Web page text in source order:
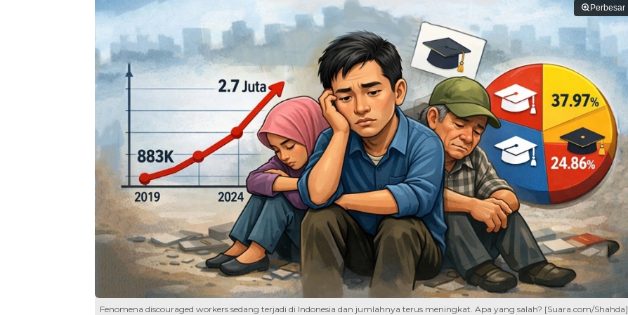
Perbesar
Fenomena discouraged workers sedang terjadi di Indonesia dan jumlahnya terus meningkat. Apa yang salah? [Suara.com/Shahda]